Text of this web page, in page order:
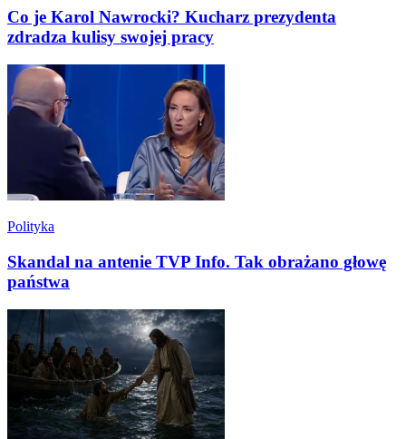
Co je Karol Nawrocki? Kucharz prezydenta
zdradza kulisy swojej pracy
Polityka
Skandal na antenie TVP Info. Tak obrażano głowę
państwa